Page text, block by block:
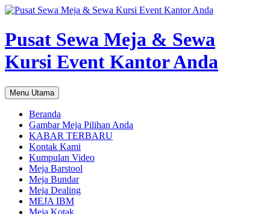
Pusat Sewa Meja & Sewa
Kursi Event Kantor Anda
Cari
Menu Utama Langsung
ke
isi
Beranda
Gambar Meja Pilihan Anda
KABAR TERBARU
Kontak Kami
Kumpulan Video
Meja Barstool
Meja Bundar
Meja Dealing
MEJA IBM
Meja Kotak